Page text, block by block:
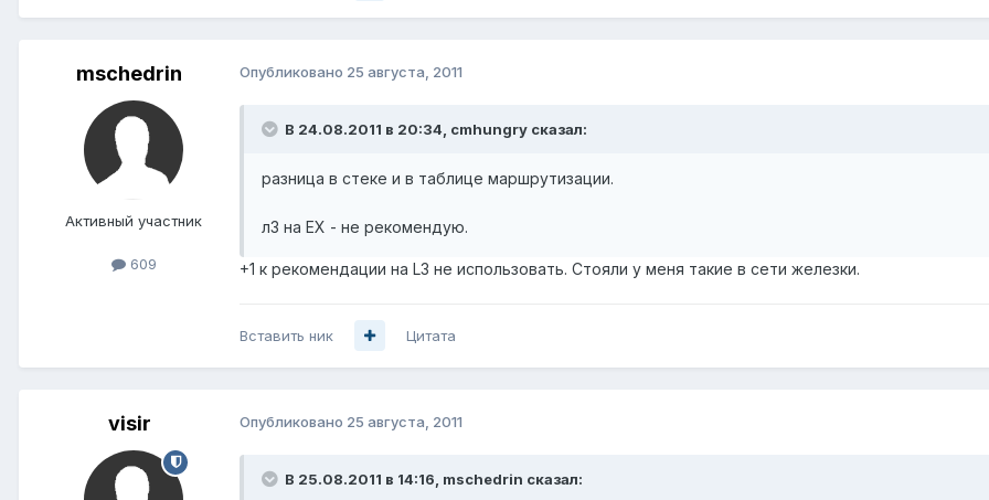
mschedrin
Активный участник
609
Опубликовано 25 августа, 2011
В 24.08.2011 в 20:34, cmhungry сказал:
разница в стеке и в таблице маршрутизации.
л3 на ЕХ - не рекомендую.
+1 к рекомендации на L3 не использовать. Стояли у меня такие в сети железки.
Вставить ник Цитата
visir Опубликовано 25 августа, 2011
В 25.08.2011 в 14:16, mschedrin сказал: